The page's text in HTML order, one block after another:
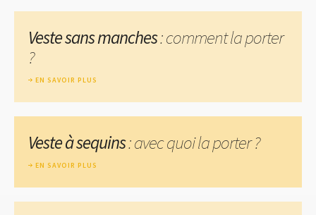
Veste sans manches: comment la porter
?
EN SAVOIR PLUS
Veste à sequins: avec quoi la porter ?
EN SAVOIR PLUS